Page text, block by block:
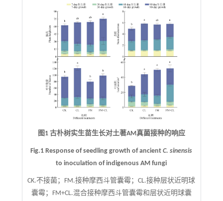
图1 古朴树实生苗生长对土著AM真菌接种的响应
Fig.1 Response of seedling growth of ancientC. sinensis
to inoculation of indigenous AM fungi
CK.不接菌；FM.接种摩西斗管囊霉；CL.接种层状近明球
囊霉；FM+CL.混合接种摩西斗管囊霉和层状近明球囊